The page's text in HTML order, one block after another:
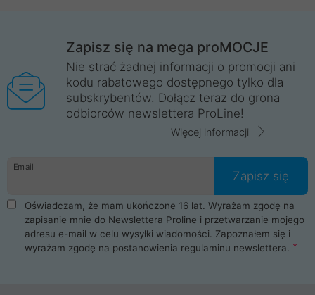
Zapisz się na mega proMOCJE
Nie strać żadnej informacji o promocji ani
kodu rabatowego dostępnego tylko dla
subskrybentów. Dołącz teraz do grona
odbiorców newslettera ProLine!
Więcej informacji
Email
Zapisz się
Oświadczam, że mam ukończone 16 lat. Wyrażam zgodę na
zapisanie mnie do Newslettera Proline i przetwarzanie mojego
adresu e-mail w celu wysyłki wiadomości. Zapoznałem się i
wyrażam zgodę na postanowienia regulaminu newslettera.